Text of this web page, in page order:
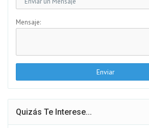
Mensaje:
Enviar
Quizás Te Interese...